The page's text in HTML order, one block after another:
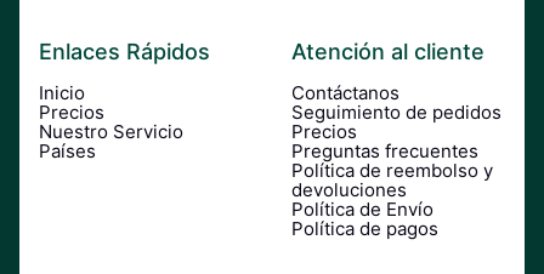
Enlaces Rápidos
Inicio
Precios
Nuestro Servicio
Países
Atención al cliente
Contáctanos
Seguimiento de pedidos
Precios
Preguntas frecuentes
Política de reembolso y
devoluciones
Política de Envío
Política de pagos